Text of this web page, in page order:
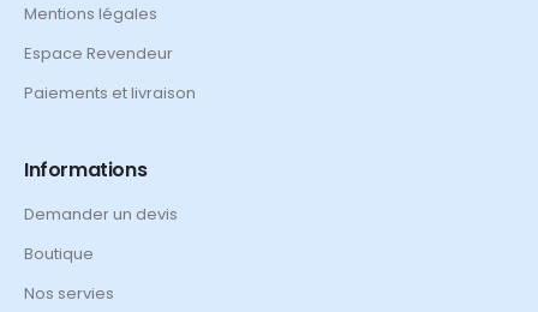
Mentions légales
Espace Revendeur
Paiements et livraison
Informations
Demander un devis
Boutique
Nos servies